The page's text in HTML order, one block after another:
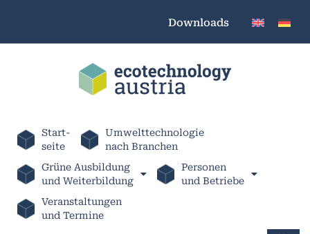
Downloads
Start-
seite
Umwelttechnologie
nach Branchen
Grüne Ausbildung
und Weiterbildung
Personen
und Betriebe
Veranstaltungen
und Termine